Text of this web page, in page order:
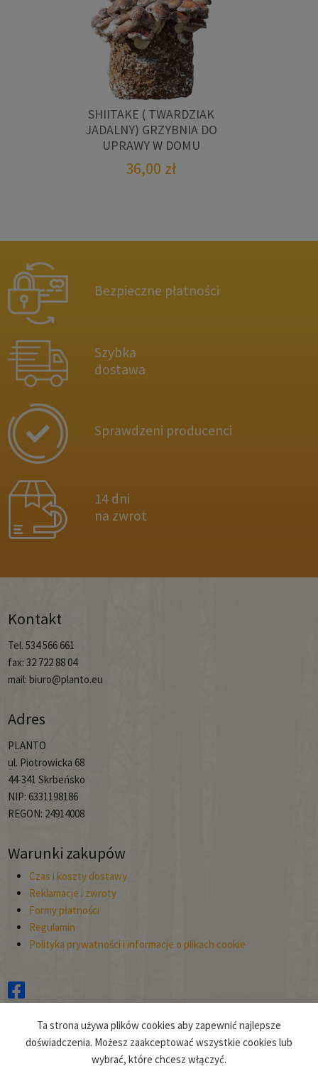
SHIITAKE ( TWARDZIAK
JADALNY) GRZYBNIA DO
UPRAWY W DOMU
36,00 zł
Bezpieczne płatności
Szybka
dostawa
Sprawdzeni producenci
14 dni
na zwrot
Kontakt
Tel. 534 566 661
fax: 32 722 88 04
mail: biuro@planto.eu
Adres
PLANTO
ul. Piotrowicka 68
44-341 Skrbeńsko
NIP: 6331198186
REGON: 24914008
Warunki zakupów
Czas i koszty dostawy
Reklamacje i zwroty
Formy płatności
Regulamin
Polityka prywatności i informacje o plikach cookie
Copyright © 2026
Planto.
Projekt i realizacja:clivio.pl
Ta strona używa plików cookies aby zapewnić najlepsze
doświadczenia. Możesz zaakceptować wszystkie cookies lub
wybrać, które chcesz włączyć.